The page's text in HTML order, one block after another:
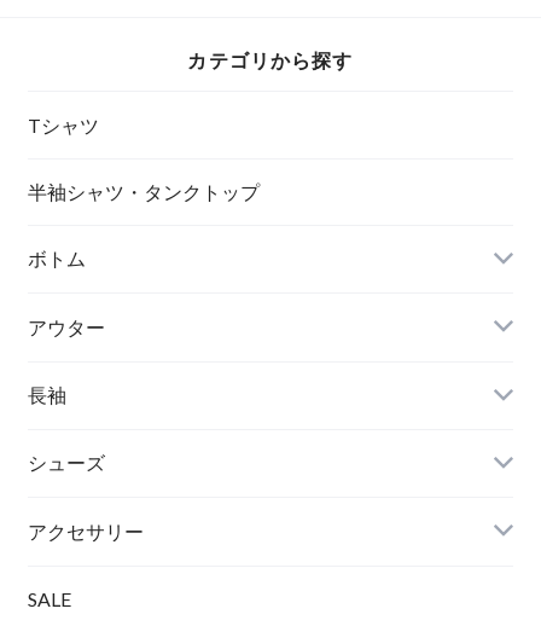
カテゴリから探す
Tシャツ
半袖シャツ・タンクトップ
ボトム
アウター
長袖
シューズ
アクセサリー
SALE